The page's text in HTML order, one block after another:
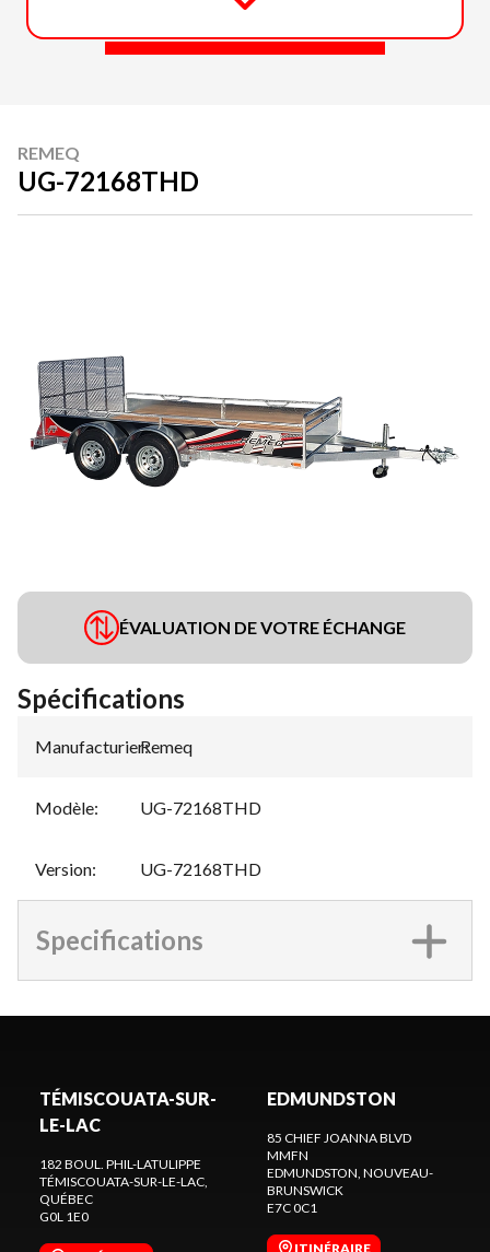
REMEQ
UG-72168THD
ÉVALUATION DE VOTRE ÉCHANGE
Spécifications
Manufacturier:
Remeq
Modèle: UG-72168THD
Version: UG-72168THD
Specifications
TÉMISCOUATA-SUR-
LE-LAC
182 BOUL. PHIL-LATULIPPE
TÉMISCOUATA-SUR-LE-LAC,
QUÉBEC
G0L 1E0
EDMUNDSTON
85 CHIEF JOANNA BLVD
MMFN
EDMUNDSTON, NOUVEAU-
BRUNSWICK
E7C 0C1
ITINÉRAIRE